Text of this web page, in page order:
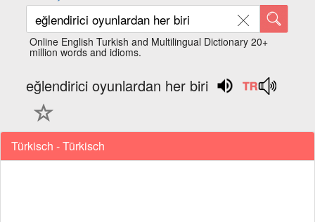
Online English Turkish and Multilingual Dictionary 20+
million words and idioms.
eğlendirici oyunlardan her biri
Türkisch - Türkisch